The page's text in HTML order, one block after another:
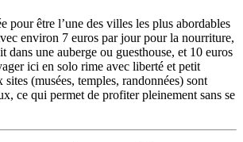
pour être l’une des villes les plus abordables
environ 7 euros par jour pour la nourriture,
dans une auberge ou guesthouse, et 10 euros
ici en solo rime avec liberté et petit
(musées, temples, randonnées) sont
ce qui permet de profiter pleinement sans se